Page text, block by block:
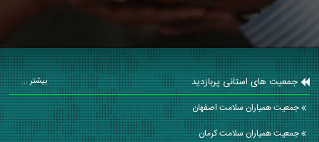
جمعیت های استانی پربازدید بیشتر ...
جمعیت همیاران سلامت اصفهان
جمعیت همیاران سلامت كرمان